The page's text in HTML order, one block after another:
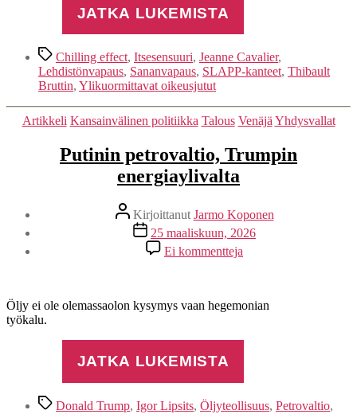
JATKA LUKEMISTA
Avainsanat
Chilling effect, Itsesensuuri, Jeanne Cavalier,
Lehdistönvapaus, Sananvapaus, SLAPP-kanteet, Thibault
Bruttin, Ylikuormittavat oikeusjutut
Kategoriat
Artikkeli Kansainvälinen politiikka Talous Venäjä Yhdysvallat
Putinin petrovaltio, Trumpin
energiaylivalta
Kirjoittaja
Kirjoittanut Jarmo Koponen
Julkaisupäivämäärä
25 maaliskuun, 2026
Ei kommentteja
Putinin
energiaylivalta
Öljy ei ole olemassaolon kysymys vaan hegemonian
työkalu.
JATKA LUKEMISTA
Avainsanat
Donald Trump, Igor Lipsits, Öljyteollisuus, Petrovaltio,